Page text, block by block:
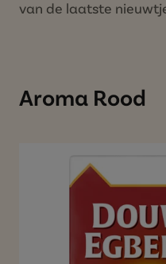
van de laatste
Aroma Rood